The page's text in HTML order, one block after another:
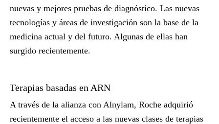
nuevas y mejores pruebas de diagnóstico. Las nuevas
tecnologías y áreas de investigación son la base de la
medicina actual y del futuro. Algunas de ellas han
surgido recientemente.
Terapias basadas en ARN
A través de la alianza con Alnylam, Roche adquirió
recientemente el acceso a las nuevas clases de terapias